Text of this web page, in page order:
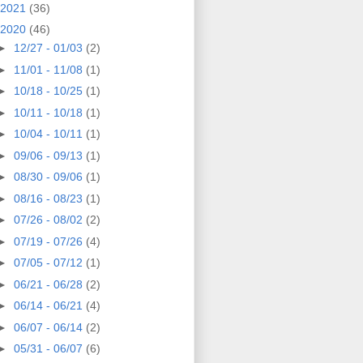
2021 (36)
2020 (46)
12/27 - 01/03 (2)
11/01 - 11/08 (1)
10/18 - 10/25 (1)
10/11 - 10/18 (1)
10/04 - 10/11 (1)
09/06 - 09/13 (1)
08/30 - 09/06 (1)
08/16 - 08/23 (1)
07/26 - 08/02 (2)
07/19 - 07/26 (4)
07/05 - 07/12 (1)
06/21 - 06/28 (2)
06/14 - 06/21 (4)
06/07 - 06/14 (2)
05/31 - 06/07 (6)